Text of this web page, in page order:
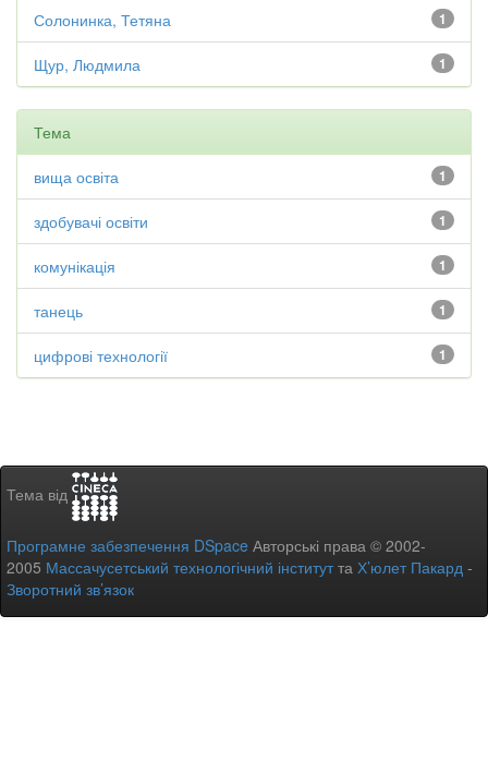
1
Солонинка, Тетяна
1
Щур, Людмила
Тема
1
вища освіта
1
здобувачі освіти
1
комунікація
1
танець
1
цифрові технології
Тема від
Програмне забезпечення DSpace Авторські права © 2002-
2005 Массачусетський технологічний інститутта Х’юлет Пакард -
Зворотний зв’язок